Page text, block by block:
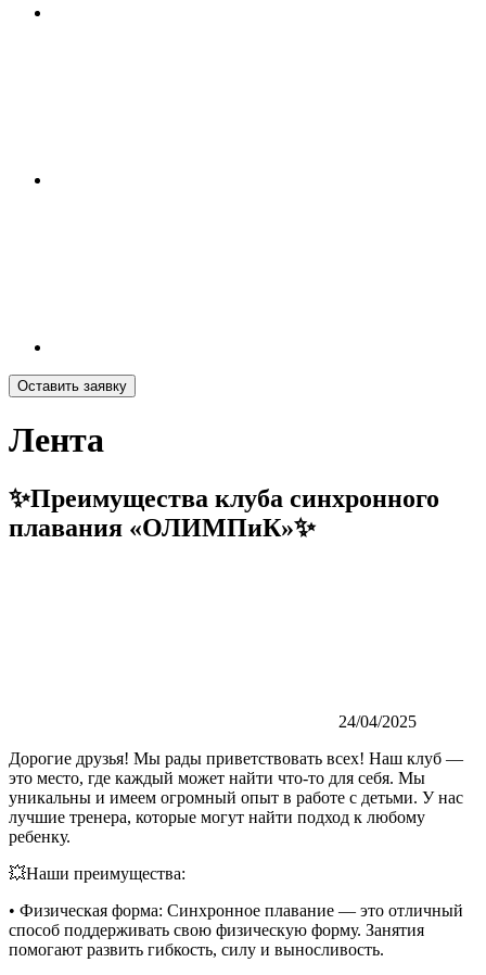
Оставить заявку
Лента
✨Преимущества клуба синхронного
плавания «ОЛИМПиК»✨
24/04/2025
Дорогие друзья! Мы рады приветствовать всех! Наш клуб —
это место, где каждый может найти что-то для себя. Мы
уникальны и имеем огромный опыт в работе с детьми. У нас
лучшие тренера, которые могут найти подход к любому
ребенку.
💥Наши преимущества:
• Физическая форма: Синхронное плавание — это отличный
способ поддерживать свою физическую форму. Занятия
помогают развить гибкость, силу и выносливость.